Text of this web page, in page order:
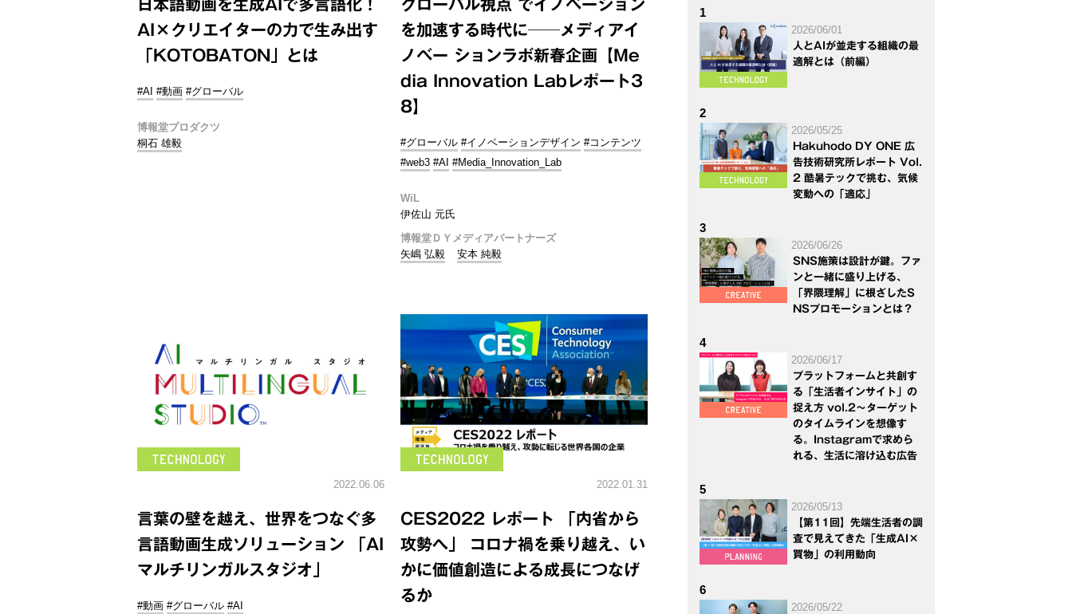
日本語動画を生成AIで多言語化！
AI×クリエイターの力で生み出す
「KOTOBATON」とは
#AI #動画 #グローバル
博報堂プロダクツ
桐石 雄毅
グローバル視点 でイノベーション
を加速する時代に──メディアイ
ノベー ションラボ新春企画【Me
dia Innovation Labレポート3
8】
#グローバル #イノベーションデザイン #コンテンツ
#web3 #AI #Media_Innovation_Lab
WiL
伊佐山 元氏
博報堂ＤＹメディアパートナーズ
矢嶋 弘毅
安本 純毅
2022.06.06
言葉の壁を越え、世界をつなぐ多
言語動画生成ソリューション 「AI
マルチリンガルスタジオ」
#動画 #グローバル #AI
2022.01.31
CES2022 レポート 「内省から
攻勢へ」 コロナ禍を乗り越え、い
かに価値創造による成長につなげ
るか
1
2026/06/01
人とAIが並走する組織の最
適解とは（前編）
2
2026/05/25
Hakuhodo DY ONE 広
告技術研究所レポート Vol.
2 酷暑テックで挑む、気候
変動への「適応」
3
2026/06/26
SNS施策は設計が鍵。ファ
ンと一緒に盛り上げる、
「界隈理解」に根ざしたS
NSプロモーションとは？
4
2026/06/17
プラットフォームと共創す
る「生活者インサイト」の
捉え方 vol.2～ターゲット
のタイムラインを想像す
る。Instagramで求めら
れる、生活に溶け込む広告
5
2026/05/13
【第11回】先端生活者の調
査で見えてきた「生成AI×
買物」の利用動向
6
2026/05/22